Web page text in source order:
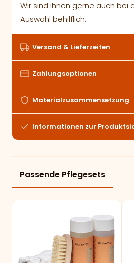
Wir sind Ihnen gerne auch bei
Auswahl behilflich.
Versand & Lieferzeiten
Zahlungsoptionen
Materialzusammensetzung
Informationen zur
Passende Pflegesets